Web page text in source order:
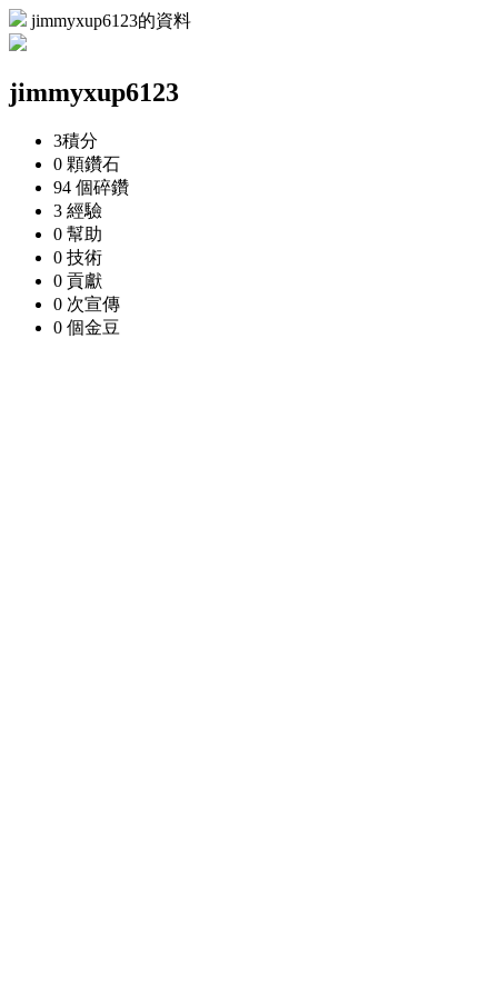
jimmyxup6123的資料
jimmyxup6123
3積分
0 顆鑽石
94 個碎鑽
3 經驗
0 幫助
0 技術
0 貢獻
0 次宣傳
0 個金豆